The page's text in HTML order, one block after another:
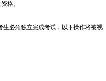
格。
生必须独立完成考试，以下操作将被视